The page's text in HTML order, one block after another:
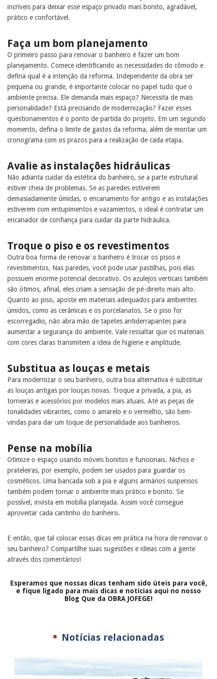
incríveis para deixar esse espaço privado mais bonito, agradável,
prático e confortável.
Faça um bom planejamento
O primeiro passo para renovar o banheiro é fazer um bom
planejamento. Comece identificando as necessidades do cômodo e
defina qual é a intenção da reforma. Independente da obra ser
pequena ou grande, é importante colocar no papel tudo que o
ambiente precisa. Ele demanda mais espaço? Necessita de mais
personalidade? Está precisando de modernização? Fazer esses
questionamentos é o ponto de partida do projeto. Em um segundo
momento, defina o limite de gastos da reforma, além de montar um
cronograma com os prazos para a realização de cada etapa.
Avalie as instalações hidráulicas
Não adianta cuidar da estética do banheiro, se a parte estrutural
estiver cheia de problemas. Se as paredes estiverem
demasiadamente úmidas, o encanamento for antigo e as instalações
estiverem com entupimentos e vazamentos, o ideal é contratar um
encanador de confiança para cuidar da parte hidráulica.
Troque o piso e os revestimentos
Outra boa forma de renovar o banheiro é trocar os pisos e
revestimentos. Nas paredes, você pode usar pastilhas, pois elas
possuem enorme potencial decorativo. Os azulejos verticais também
são ótimos, afinal, eles criam a sensação de pé-direito mais alto.
Quanto ao piso, aposte em materiais adequados para ambientes
úmidos, como as cerâmicas e os porcelanatos. Se o piso for
escorregadio, não abra mão de tapetes antiderrapantes para
aumentar a segurança do ambiente. Vale ressaltar que os materiais
com cores claras transmitem a ideia de higiene e amplitude.
Substitua as louças e metais
Para modernizar o seu banheiro, outra boa alternativa é substituir
as louças antigas por louças novas. Troque a privada, a pia, as
torneiras e acessórios por modelos mais atuais. Até as peças de
tonalidades vibrantes, como o amarelo e o vermelho, são bem-
vindas para dar um toque de personalidade aos banheiros.
Pense na mobília
Otimize o espaço usando móveis bonitos e funcionais. Nichos e
prateleiras, por exemplo, podem ser usados para guardar os
cosméticos. Uma bancada sob a pia e alguns armários suspensos
também podem tornar o ambiente mais prático e bonito. Se
possível, invista em mobília planejada. Assim você consegue
aproveitar cada cantinho do banheiro.
E então, que tal colocar essas dicas em prática na hora de renovar o
seu banheiro? Compartilhe suas sugestões e ideias com a gente
através dos comentários!
Esperamos que nossas dicas tenham sido úteis para você,
e fique ligado para mais dicas e notícias aqui no nosso
Blog Que da OBRA JOFEGE!
Notícias relacionadas